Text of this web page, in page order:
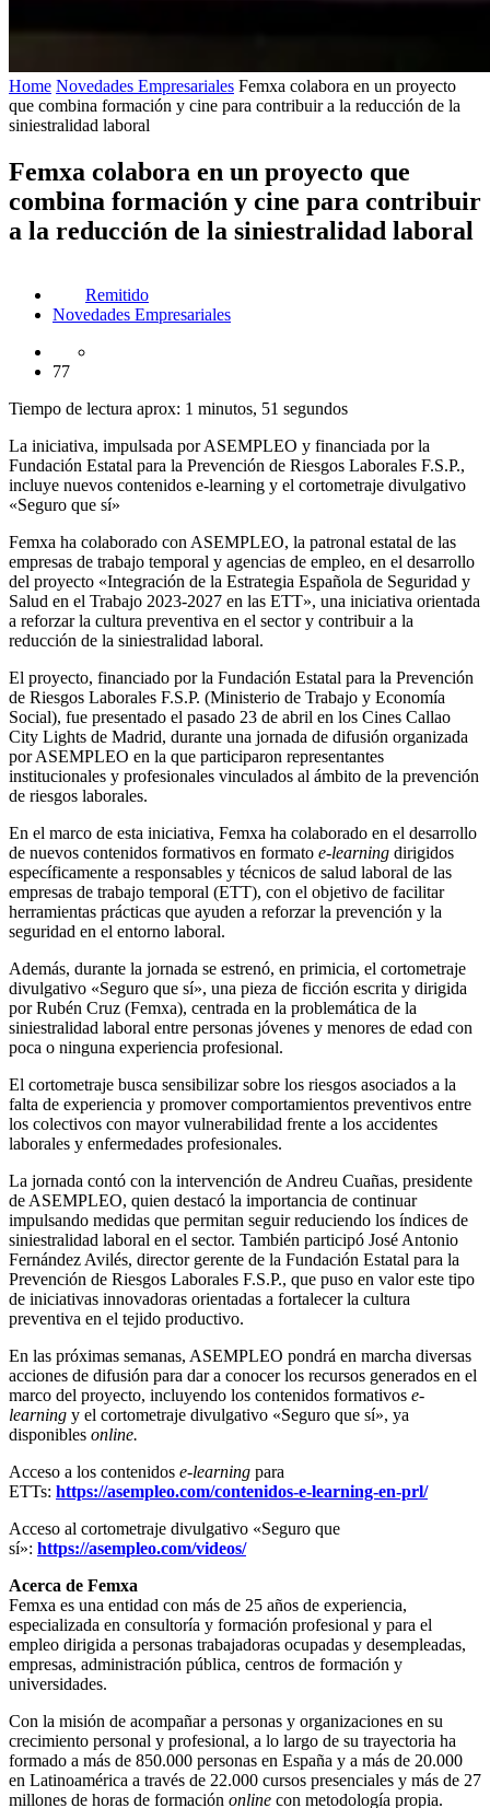
Home Novedades Empresariales Femxa colabora en un proyecto
que combina formación y cine para contribuir a la reducción de la
siniestralidad laboral
Femxa colabora en un proyecto que
combina formación y cine para contribuir
a la reducción de la siniestralidad laboral
Remitido
Novedades Empresariales
77
Tiempo de lectura aprox: 1 minutos, 51 segundos
La iniciativa, impulsada por ASEMPLEO y financiada por la
Fundación Estatal para la Prevención de Riesgos Laborales F.S.P.,
incluye nuevos contenidos e-learning y el cortometraje divulgativo
«Seguro que sí»
Femxa ha colaborado con ASEMPLEO, la patronal estatal de las
empresas de trabajo temporal y agencias de empleo, en el desarrollo
del proyecto «Integración de la Estrategia Española de Seguridad y
Salud en el Trabajo 2023-2027 en las ETT», una iniciativa orientada
a reforzar la cultura preventiva en el sector y contribuir a la
reducción de la siniestralidad laboral.
El proyecto, financiado por la Fundación Estatal para la Prevención
de Riesgos Laborales F.S.P. (Ministerio de Trabajo y Economía
Social), fue presentado el pasado 23 de abril en los Cines Callao
City Lights de Madrid, durante una jornada de difusión organizada
por ASEMPLEO en la que participaron representantes
institucionales y profesionales vinculados al ámbito de la prevención
de riesgos laborales.
En el marco de esta iniciativa, Femxa ha colaborado en el desarrollo
de nuevos contenidos formativos en formato e-learning dirigidos
específicamente a responsables y técnicos de salud laboral de las
empresas de trabajo temporal (ETT), con el objetivo de facilitar
herramientas prácticas que ayuden a reforzar la prevención y la
seguridad en el entorno laboral.
Además, durante la jornada se estrenó, en primicia, el cortometraje
divulgativo «Seguro que sí», una pieza de ficción escrita y dirigida
por Rubén Cruz (Femxa), centrada en la problemática de la
siniestralidad laboral entre personas jóvenes y menores de edad con
poca o ninguna experiencia profesional.
El cortometraje busca sensibilizar sobre los riesgos asociados a la
falta de experiencia y promover comportamientos preventivos entre
los colectivos con mayor vulnerabilidad frente a los accidentes
laborales y enfermedades profesionales.
La jornada contó con la intervención de Andreu Cuañas, presidente
de ASEMPLEO, quien destacó la importancia de continuar
impulsando medidas que permitan seguir reduciendo los índices de
siniestralidad laboral en el sector. También participó José Antonio
Fernández Avilés, director gerente de la Fundación Estatal para la
Prevención de Riesgos Laborales F.S.P., que puso en valor este tipo
de iniciativas innovadoras orientadas a fortalecer la cultura
preventiva en el tejido productivo.
En las próximas semanas, ASEMPLEO pondrá en marcha diversas
acciones de difusión para dar a conocer los recursos generados en el
marco del proyecto, incluyendo los contenidos formativos e-
learning y el cortometraje divulgativo «Seguro que sí», ya
disponibles online.
Acceso a los contenidos e-learning para
ETTs: https://asempleo.com/contenidos-e-learning-en-prl/
Acceso al cortometraje divulgativo «Seguro que
sí»: https://asempleo.com/videos/
Acerca de Femxa
Femxa es una entidad con más de 25 años de experiencia,
especializada en consultoría y formación profesional y para el
empleo dirigida a personas trabajadoras ocupadas y desempleadas,
empresas, administración pública, centros de formación y
universidades.
Con la misión de acompañar a personas y organizaciones en su
crecimiento personal y profesional, a lo largo de su trayectoria ha
formado a más de 850.000 personas en España y a más de 20.000
en Latinoamérica a través de 22.000 cursos presenciales y más de 27
millones de horas de formación online con metodología propia.